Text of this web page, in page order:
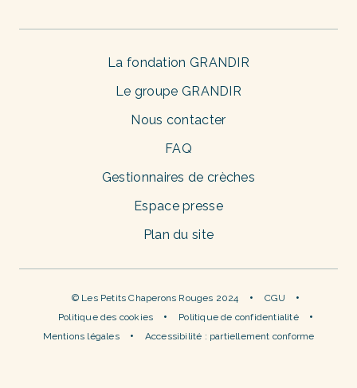
La fondation GRANDIR
Le groupe GRANDIR
Nous contacter
FAQ
Gestionnaires de crèches
Espace presse
Plan du site
© Les Petits Chaperons Rouges 2024
CGU
Politique des cookies
Politique de confidentialité
Mentions légales
Accessibilité : partiellement conforme